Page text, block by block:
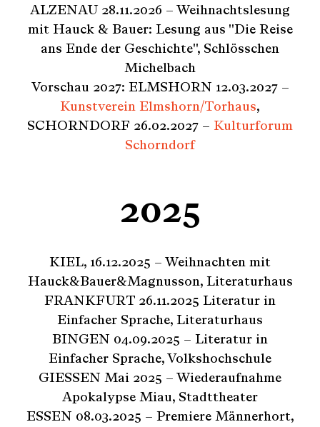
ALZENAU 28.11.2026 – Weihnachtslesung
mit Hauck & Bauer: Lesung aus "Die Reise
ans Ende der Geschichte", Schlösschen
Michelbach
Vorschau 2027: ELMSHORN 12.03.2027 –
Kunstverein Elmshorn/Torhaus,
SCHORNDORF 26.02.2027 – Kulturforum
Schorndorf
2025
KIEL, 16.12.2025 – Weihnachten mit
Hauck&Bauer&Magnusson, Literaturhaus
FRANKFURT 26.11.2025 Literatur in
Einfacher Sprache, Literaturhaus
BINGEN 04.09.2025 – Literatur in
Einfacher Sprache, Volkshochschule
GIESSEN Mai 2025 – Wiederaufnahme
Apokalypse Miau, Stadttheater
ESSEN 08.03.2025 – Premiere Männerhort,